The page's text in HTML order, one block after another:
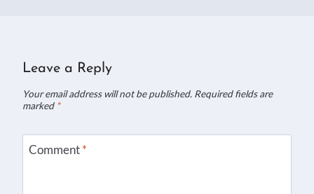
Leave a Reply
Your email address will not be published. Required fields are
marked *
Comment*